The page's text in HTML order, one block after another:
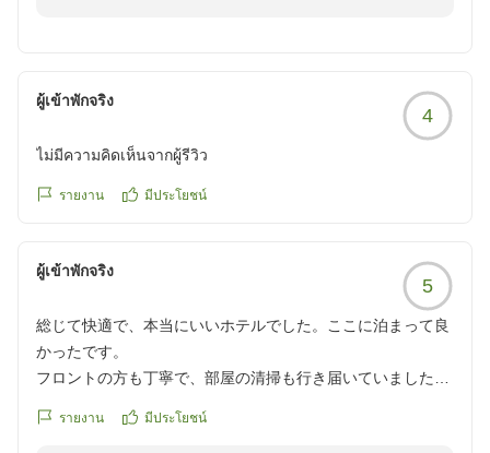
お客様のまたのお越しをスタッフ一同心よりお待ち申し
ผู้เข้าพักจริง
4
ไม่มีความคิดเห็นจากผู้รีวิว
รายงาน มีประโยชน์
ผู้เข้าพักจริง
5
総じて快適で、本当にいいホテルでした。ここに泊まって良
かったです。
フロントの方も丁寧で、部屋の清掃も行き届いていました。
が上下セパレートのパジャマや低反発枕など、快適に過ごす
รายงาน มีประโยชน์